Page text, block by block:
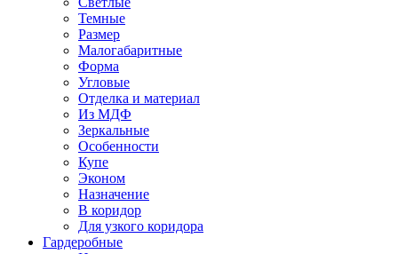
Темные
Размер
Малогабаритные
Форма
Угловые
Отделка и материал
Из МДФ
Зеркальные
Особенности
Купе
Эконом
Назначение
В коридор
Для узкого коридора
Гардеробные